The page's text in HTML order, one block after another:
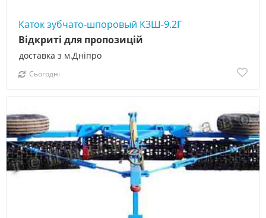
Каток зубчато-шпоровый КЗШ-9.2Г
доставка з м.Дніпро
Відкриті для пропозицій
Сьогодні